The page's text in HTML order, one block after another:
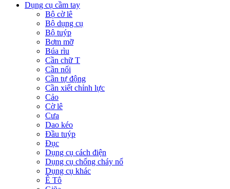
Dụng cụ cầm tay
Bộ cờ lê
Bộ dụng cụ
Bộ tuýp
Bơm mỡ
Búa rìu
Cần chữ T
Cần nối
Cần tự động
Cần xiết chỉnh lực
Cảo
Cờ lê
Cưa
Dao kéo
Đầu tuýp
Đục
Dụng cụ cách điện
Dụng cụ chống cháy nổ
Dụng cụ khác
Ê Tô